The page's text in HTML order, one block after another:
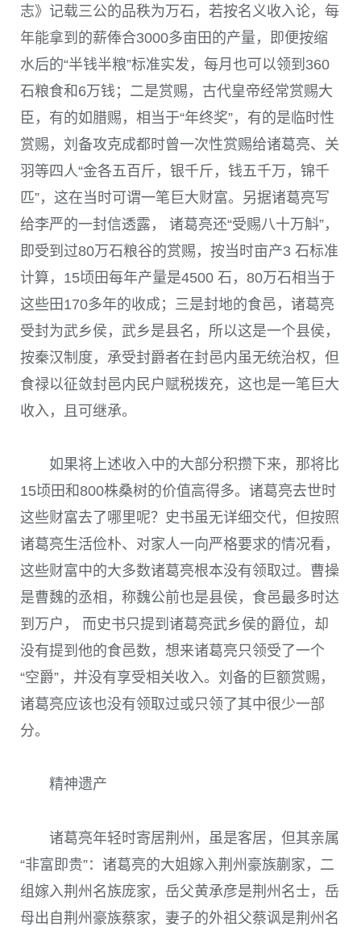
志》记载三公的品秩为万石，若按名义收入论，每
年能拿到的薪俸合3000多亩田的产量，即便按缩
水后的“半钱半粮”标准实发，每月也可以领到360
石粮食和6万钱；二是赏赐，古代皇帝经常赏赐大
臣，有的如腊赐，相当于“年终奖”，有的是临时性
赏赐，刘备攻克成都时曾一次性赏赐给诸葛亮、关
羽等四人“金各五百斤，银千斤，钱五千万，锦千
匹”，这在当时可谓一笔巨大财富。另据诸葛亮写
给李严的一封信透露， 诸葛亮还“受赐八十万斛”，
即受到过80万石粮谷的赏赐，按当时亩产3 石标准
计算，15顷田每年产量是4500 石，80万石相当于
这些田170多年的收成；三是封地的食邑，诸葛亮
受封为武乡侯，武乡是县名，所以这是一个县侯，
按秦汉制度，承受封爵者在封邑内虽无统治权，但
食禄以征敛封邑内民户赋税拨充，这也是一笔巨大
收入，且可继承。
如果将上述收入中的大部分积攒下来，那将比
15顷田和800株桑树的价值高得多。诸葛亮去世时
这些财富去了哪里呢？史书虽无详细交代，但按照
诸葛亮生活俭朴、对家人一向严格要求的情况看，
这些财富中的大多数诸葛亮根本没有领取过。曹操
是曹魏的丞相，称魏公前也是县侯，食邑最多时达
到万户， 而史书只提到诸葛亮武乡侯的爵位，却
没有提到他的食邑数，想来诸葛亮只领受了一个
“空爵”，并没有享受相关收入。刘备的巨额赏赐，
诸葛亮应该也没有领取过或只领了其中很少一部
分。
精神遗产
诸葛亮年轻时寄居荆州，虽是客居，但其亲属
“非富即贵”：诸葛亮的大姐嫁入荆州豪族蒯家，二
组嫁入荆州名族庞家，岳父黄承彦是荆州名士，岳
母出自荆州豪族蔡家，妻子的外祖父蔡讽是荆州名